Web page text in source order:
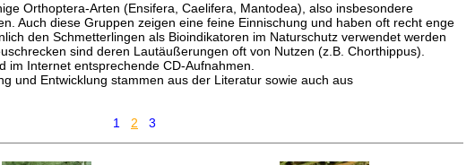
Orthoptera-Arten (Ensifera, Caelifera, Mantodea), also insbesondere
Auch diese Gruppen zeigen eine feine Einnischung und haben oft recht enge
den Schmetterlingen als Bioindikatoren im Naturschutz verwendet werden
sind deren Lautäußerungen oft von Nutzen (z.B. Chorthippus).
im Internet entsprechende CD-Aufnahmen.
und Entwicklung stammen aus der Literatur sowie auch aus
1
2 3